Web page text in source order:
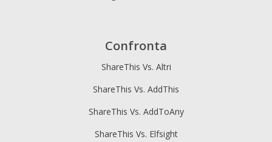
Confronta
ShareThis Vs. Altri
ShareThis Vs. AddThis
ShareThis Vs. AddToAny
ShareThis Vs. Elfsight